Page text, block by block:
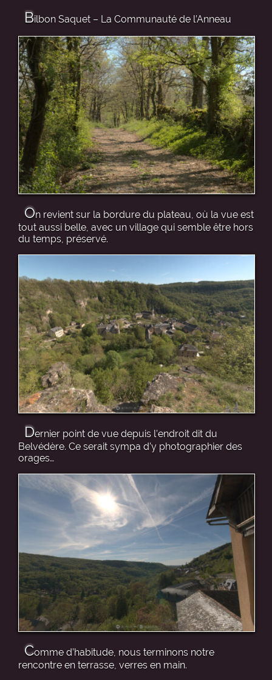
Bilbon Saquet – La Communauté de l’Anneau
On revient sur la bordure du plateau, où la vue est
tout aussi belle, avec un village qui semble être hors
du temps, préservé.
Dernier point de vue depuis l’endroit dit du
Belvédère. Ce serait sympa d’y photographier des
orages…
Comme d’habitude, nous terminons notre
rencontre en terrasse, verres en main.